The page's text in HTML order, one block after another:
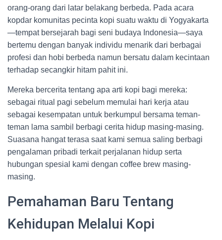
orang-orang dari latar belakang berbeda. Pada acara
kopdar komunitas pecinta kopi suatu waktu di Yogyakarta
—tempat bersejarah bagi seni budaya Indonesia—saya
bertemu dengan banyak individu menarik dari berbagai
profesi dan hobi berbeda namun bersatu dalam kecintaan
terhadap secangkir hitam pahit ini.
Mereka bercerita tentang apa arti kopi bagi mereka:
sebagai ritual pagi sebelum memulai hari kerja atau
sebagai kesempatan untuk berkumpul bersama teman-
teman lama sambil berbagi cerita hidup masing-masing.
Suasana hangat terasa saat kami semua saling berbagi
pengalaman pribadi terkait perjalanan hidup serta
hubungan spesial kami dengan coffee brew masing-
masing.
Pemahaman Baru Tentang
Kehidupan Melalui Kopi